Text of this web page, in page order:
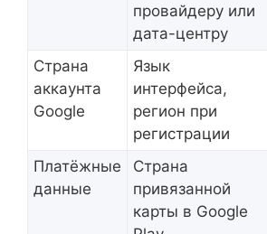
провайдеру или
дата-центру
Страна
аккаунта
Google
Язык
интерфейса,
регион при
регистрации
Платёжные
данные
Страна
привязанной
карты в Google